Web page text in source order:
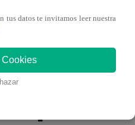
Generación!
tus datos te invitamos leer nuestra
Cookies